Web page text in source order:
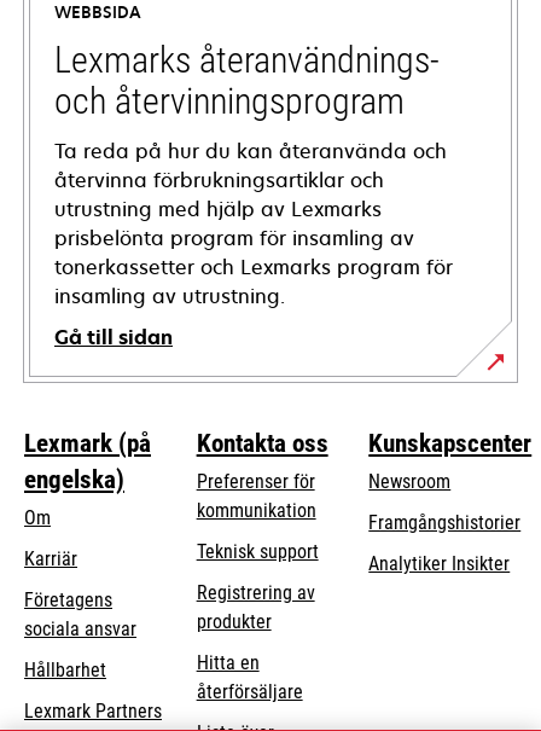
new
tab
WEBBSIDA
Lexmarks återanvändnings-
och återvinningsprogram
Ta reda på hur du kan återanvända och
återvinna förbrukningsartiklar och
utrustning med hjälp av Lexmarks
prisbelönta program för insamling av
tonerkassetter och Lexmarks program för
insamling av utrustning.
Gå till sidan
Lexmark (på
engelska)
Om
Karriär
Företagens
sociala ansvaropens
new
Hållbarhet
Lexmark Partners
Kontakta oss
Preferenser för
kommunikation
Teknisk supportopens
Registrering av
produkter
Hitta en
återförsäljare
Kunskapscenter
Newsroom
Framgångshistorier
Analytiker Insikter